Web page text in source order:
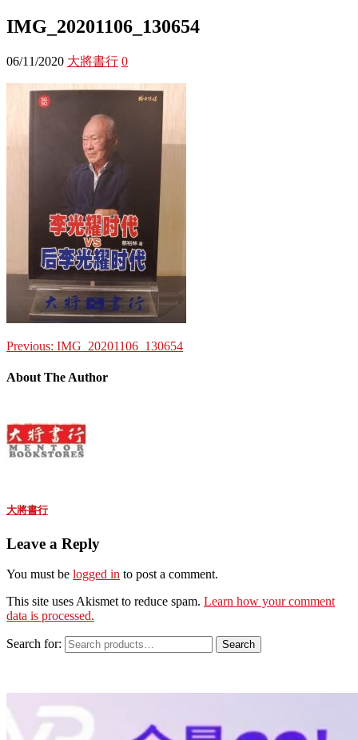
IMG_20201106_130654
06/11/2020 大將書行 0
Previous: IMG_20201106_130654
About The Author
大將書行
Leave a Reply
You must be logged in to post a comment.
This site uses Akismet to reduce spam. Learn how your comment
data is processed.
Search for: Search